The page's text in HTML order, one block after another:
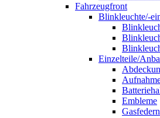
Fahrzeugfront
Blinkleuchte/-
Einzelteile/
Embleme
Gasfedern